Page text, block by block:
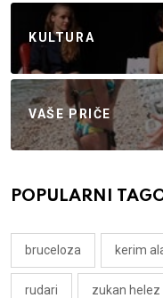
KULTURA
VAŠE PRIČE
POPULARNI
bruceloza kerim
rudari zukan helez